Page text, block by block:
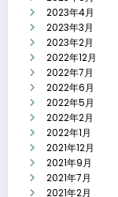
2023年4月
2023年3月
2023年2月
2022年12月
2022年7月
2022年6月
2022年5月
2022年2月
2022年1月
2021年12月
2021年9月
2021年7月
2021年2月